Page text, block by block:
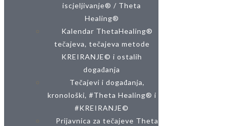
iscjeljivanje® / Theta
Healing®
Kalendar ThetaHealing®
tečajeva, tečajeva metode
KREIRANJE© i ostalih
događanja
Tečajevi i događanja,
kronološki, #Theta Healing® i
#KREIRANJE©
Prijavnica za tečajeve Theta